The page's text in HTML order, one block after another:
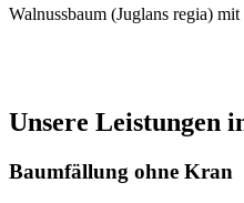
Walnussbaum (Juglans regia)
Unsere Leistungen
Baumfällung ohne Kran